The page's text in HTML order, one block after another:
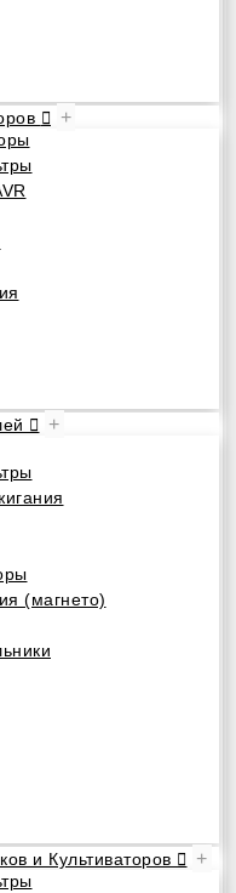
+
+
(магнето)
и Культиваторов
+